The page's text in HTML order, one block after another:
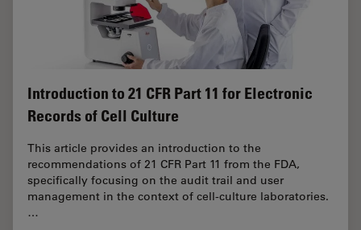
Introduction to 21 CFR Part 11 for Electronic
Records of Cell Culture
This article provides an introduction to the
recommendations of 21 CFR Part 11 from the FDA,
specifically focusing on the audit trail and user
management in the context of cell-culture laboratories.
…